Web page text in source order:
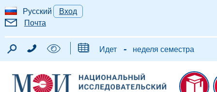
Русский
Вход
Почта
Идет - неделя семестра